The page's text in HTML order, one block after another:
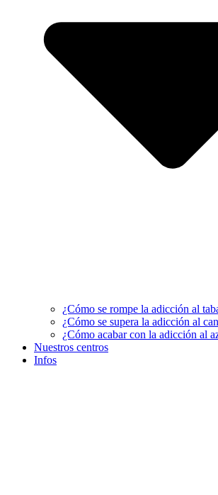
¿Cómo se rompe la adicción al
¿Cómo se supera la adicción al
¿Cómo acabar con la adicción al
Nuestros centros
Infos